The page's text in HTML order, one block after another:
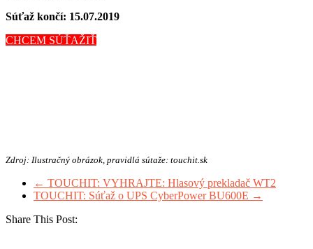
Súťaž končí: 15.07.2019
CHCEM SÚŤAŽIŤ
Zdroj: Ilustračný obrázok, pravidlá sútaže: touchit.sk
← TOUCHIT: VYHRAJTE: Hlasový prekladač WT2
TOUCHIT: Súťaž o UPS CyberPower BU600E →
Share This Post: